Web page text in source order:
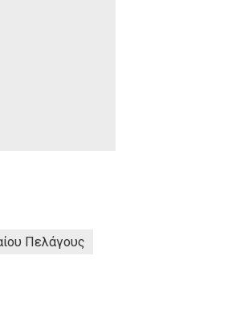
Πελάγους